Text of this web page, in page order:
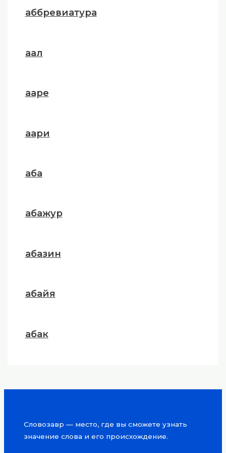
аббревиатура
аал
ааре
аари
аба
абажур
абазин
абайя
абак
Словозавр — место, где вы сможете узнать
значение слова и его происхождение.